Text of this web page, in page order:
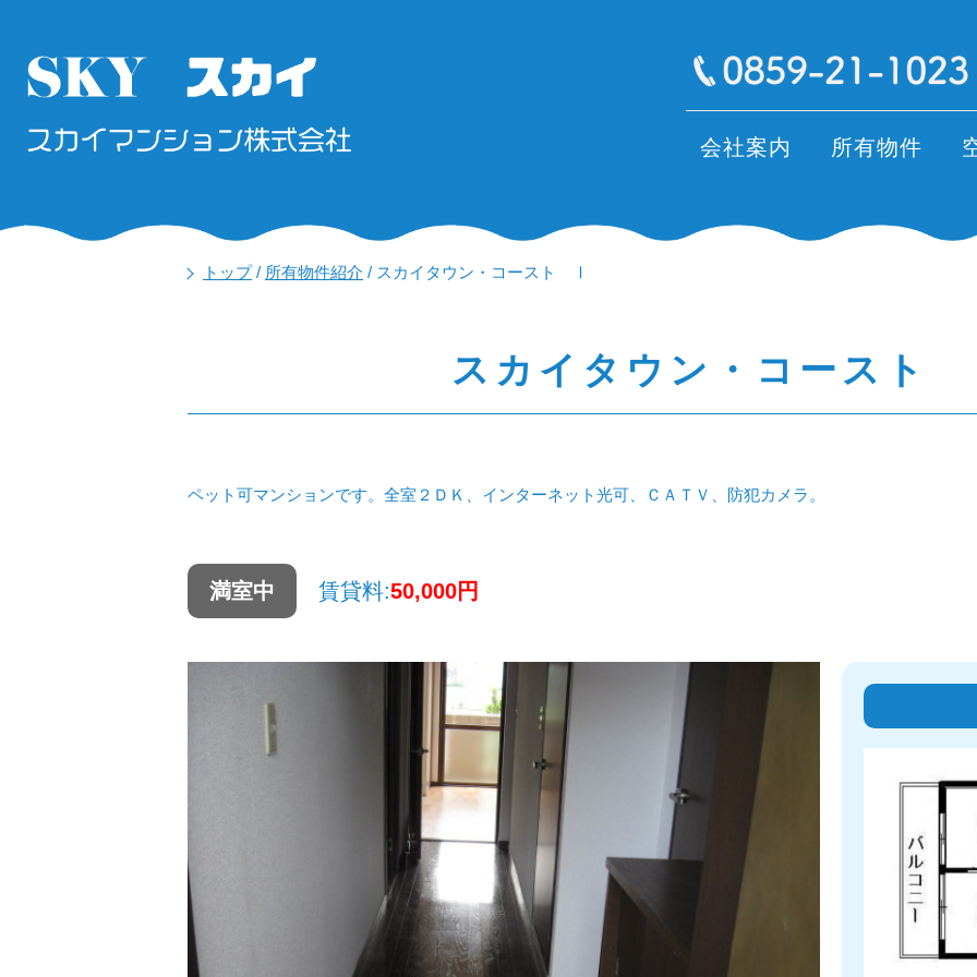
会社案内 所有物件
トップ/ 所有物件紹介 / スカイタウン・コースト Ⅰ
スカイタウン・コース
ペット可マンションです。全室２ＤＫ、インターネット光可、ＣＡＴＶ、防犯カメラ。
満室中 賃貸料:50,000円